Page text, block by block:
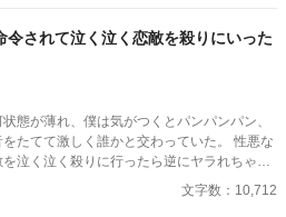
令されて泣く泣く恋敵を殺りにいった
態が薄れ、僕は気がつくとパンパンパン、
てて激しく誰かと交わっていた。 性悪な
泣く泣く殺りに行ったら逆にヤラれちゃっ
ンライトノベルにも掲載
文字数：10,712